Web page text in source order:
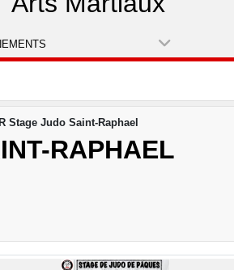
Stage Judo Saint-Raphael
RAPHAEL